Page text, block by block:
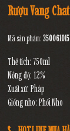
Rượu Vang
Mã sản phẩm:
Thể tích: 750ml
Nồng độ: 12%
Xuất xứ: Pháp
Giống nho: Phối Nho